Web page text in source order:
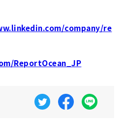
company/re
ReportOcean_JP